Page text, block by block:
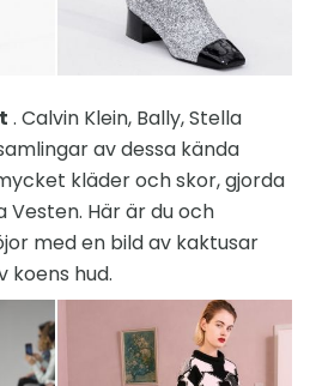
. Calvin Klein, Bally, Stella
av dessa kända
kläder och skor, gjorda
Vesten. Här är du och
med en bild av kaktusar
koens hud.